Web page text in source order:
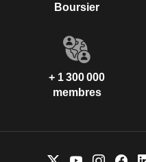
Boursier
+ 1 300 000
membres